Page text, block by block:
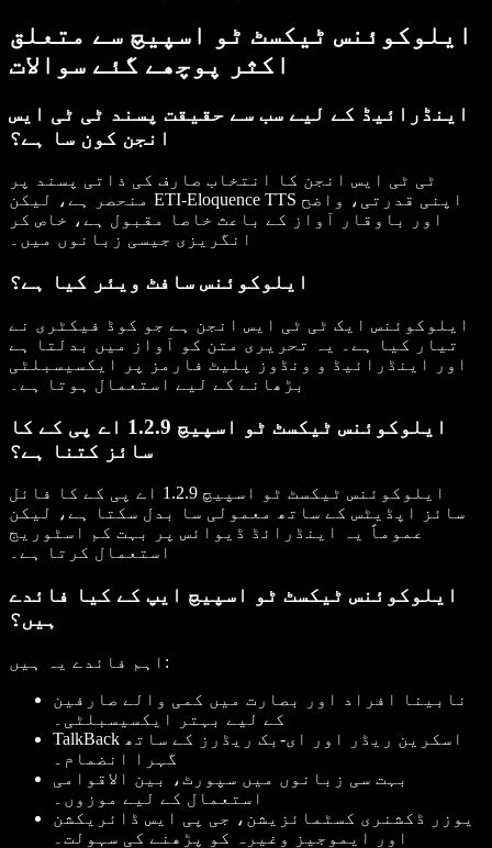
ایلوکوئنس ٹیکسٹ ٹو اسپیچ سے متعلق
اکثر پوچھے گئے سوالات
اینڈرائیڈ کے لیے سب سے حقیقت پسند ٹی ٹی ایس
انجن کون سا ہے؟
ٹی ٹی ایس انجن کا انتخاب صارف کی ذاتی پسند پر
منحصر ہے، لیکن ETI-Eloquence TTS اپنی قدرتی، واضح
اور باوقار آواز کے باعث خاصا مقبول ہے، خاص کر
انگریزی جیسی زبانوں میں۔
ایلوکوئنس سافٹ ویئر کیا ہے؟
ایلوکوئنس ایک ٹی ٹی ایس انجن ہے جو کوڈ فیکٹری نے
تیار کیا ہے۔ یہ تحریری متن کو آواز میں بدلتا ہے
اور اینڈرائیڈ و ونڈوز پلیٹ فارمز پر ایکسیسبلٹی
بڑھانے کے لیے استعمال ہوتا ہے۔
ایلوکوئنس ٹیکسٹ ٹو اسپیچ 1.2.9 اے پی کے کا
سائز کتنا ہے؟
ایلوکوئنس ٹیکسٹ ٹو اسپیچ 1.2.9 اے پی کے کا فائل
سائز اپڈیٹس کے ساتھ معمولی سا بدل سکتا ہے، لیکن
عموماً یہ اینڈرائڈ ڈیوائس پر بہت کم اسٹوریج
استعمال کرتا ہے۔
ایلوکوئنس ٹیکسٹ ٹو اسپیچ ایپ کے کیا فائدے
ہیں؟
اہم فائدے یہ ہیں:
نابینا افراد اور بصارت میں کمی والے صارفین
کے لیے بہتر ایکسیسبلٹی۔
TalkBack اسکرین ریڈر اور ای-بک ریڈرز کے ساتھ
گہرا انضمام۔
بہت سی زبانوں میں سپورٹ، بین الاقوامی
استعمال کے لیے موزوں۔
یوزر ڈکشنری کسٹمائزیشن، جی پی ایس ڈائریکشن
اور ایموجیز وغیرہ کو پڑھنے کی سہولت۔